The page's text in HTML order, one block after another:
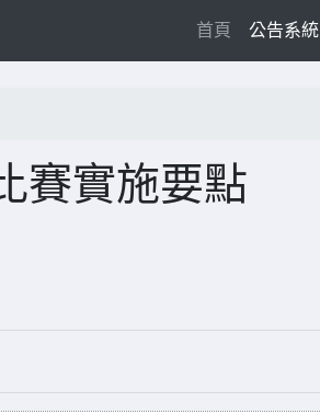
首頁 (current)
公告系統
賽實施要點